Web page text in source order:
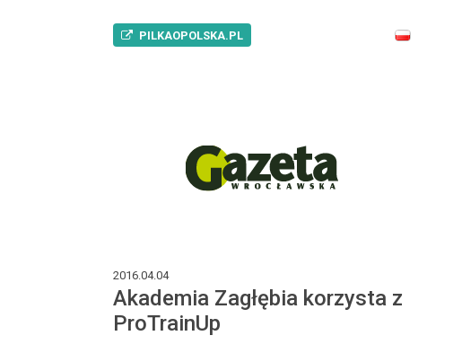
PILKAOPOLSKA.PL
2016.04.04
Akademia Zagłębia korzysta z
ProTrainUp